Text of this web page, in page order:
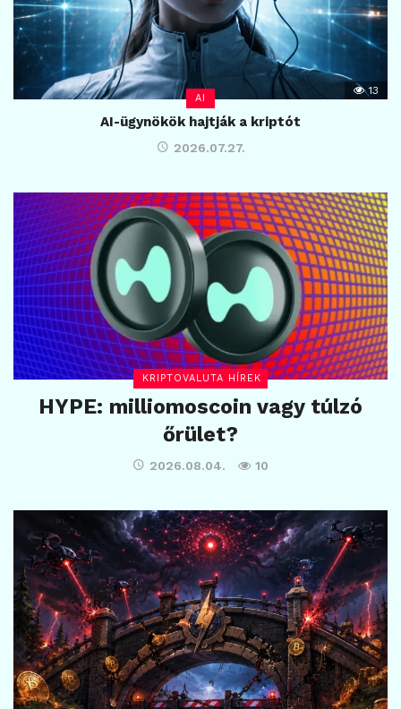
AI
13
AI-ügynökök hajtják a kriptót
2026.07.27.
KRIPTOVALUTA HÍREK
HYPE: milliomoscoin vagy túlzó
őrület?
2026.08.04. 10